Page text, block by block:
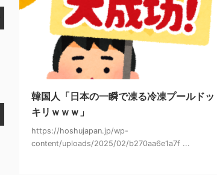
韓国人「日本の一瞬で凍る冷凍プールドッ
キリｗｗｗ」
https://hoshujapan.jp/wp-
content/uploads/2025/02/b270aa6e1a7f ...